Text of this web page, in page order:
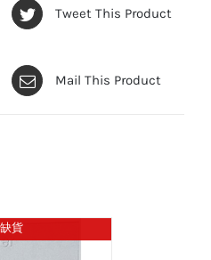
Tweet This Product
Mail This Product
缺貨